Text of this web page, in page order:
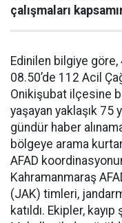
çalışmaları
Edinilen bilgiye
08.50’de 112 Acil
Onikişubat ilçesine
yaşayan yaklaşık 75
gündür haber
bölgeye arama
AFAD
Kahramanmaraş
(JAK) timleri,
katıldı. Ekipler,